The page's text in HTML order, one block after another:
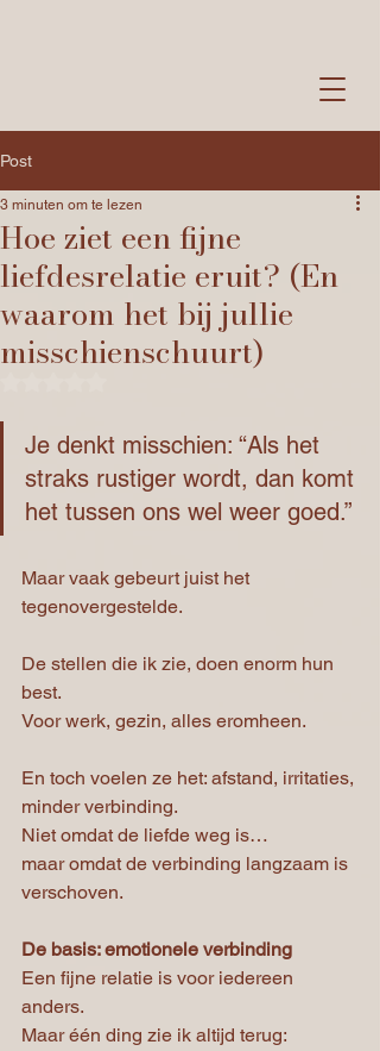
Post
Hoe ziet een fijne
liefdesrelatie eruit? (En
waarom het bij jullie
misschienschuurt)
3 minuten om te lezen
Je denkt misschien: “Als het
straks rustiger wordt, dan komt
het tussen ons wel weer goed.”
Maar vaak gebeurt juist het
tegenovergestelde.
De stellen die ik zie, doen enorm hun
best.
Voor werk, gezin, alles eromheen.
En toch voelen ze het: afstand, irritaties,
minder verbinding.
Niet omdat de liefde weg is…
maar omdat de verbinding langzaam is
verschoven.
De basis: emotionele verbinding
Een fijne relatie is voor iedereen
anders.
Maar één ding zie ik altijd terug: